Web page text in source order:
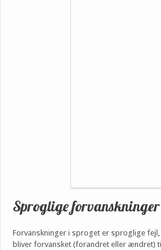
Sproglige forvanskninger
Forvanskninger i sproget er sproglige
bliver forvansket (forandret eller ændret)